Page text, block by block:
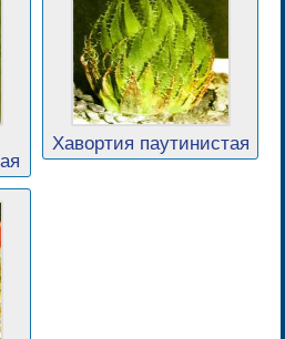
Хавортия паутинистая